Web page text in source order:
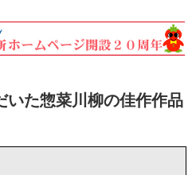
た惣菜川柳の佳作作品